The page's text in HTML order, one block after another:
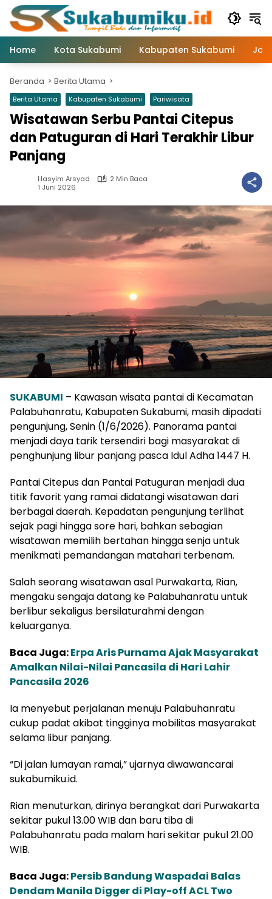
Langsung
konten
Home
Kota Sukabumi Kabupaten Sukabumi
Beranda Berita Utama
Berita Utama Kabupaten Sukabumi Pariwisata
Wisatawan Serbu Pantai Citepus
dan Patuguran di Hari Terakhir Libur
Panjang
Hasyim Arsyad
2 Min Baca
1 Juni 2026
SUKABUMI – Kawasan wisata pantai di Kecamatan
Palabuhanratu, Kabupaten Sukabumi, masih dipadati
pengunjung, Senin (1/6/2026). Panorama pantai
menjadi daya tarik tersendiri bagi masyarakat di
penghunjung libur panjang pasca Idul Adha 1447 H.
Pantai Citepus dan Pantai Patuguran menjadi dua
titik favorit yang ramai didatangi wisatawan dari
berbagai daerah. Kepadatan pengunjung terlihat
sejak pagi hingga sore hari, bahkan sebagian
wisatawan memilih bertahan hingga senja untuk
menikmati pemandangan matahari terbenam.
Salah seorang wisatawan asal Purwakarta, Rian,
mengaku sengaja datang ke Palabuhanratu untuk
berlibur sekaligus bersilaturahmi dengan
keluarganya.
Baca Juga:Erpa Aris Purnama Ajak Masyarakat
Amalkan Nilai-Nilai Pancasila di Hari Lahir
Pancasila 2026
Ia menyebut perjalanan menuju Palabuhanratu
cukup padat akibat tingginya mobilitas masyarakat
selama libur panjang.
“Di jalan lumayan ramai,” ujarnya diwawancarai
sukabumiku.id.
Rian menuturkan, dirinya berangkat dari Purwakarta
sekitar pukul 13.00 WIB dan baru tiba di
Palabuhanratu pada malam hari sekitar pukul 21.00
WIB.
Baca Juga:Persib Bandung Waspadai Balas
Dendam Manila Digger di Play-off ACL Two